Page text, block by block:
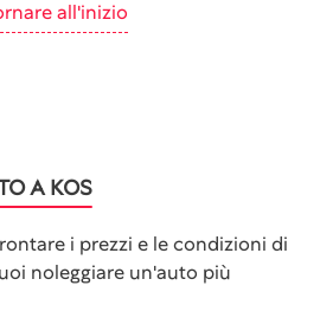
all'inizio
A KOS
i prezzi e le condizioni di
noleggiare un'auto più